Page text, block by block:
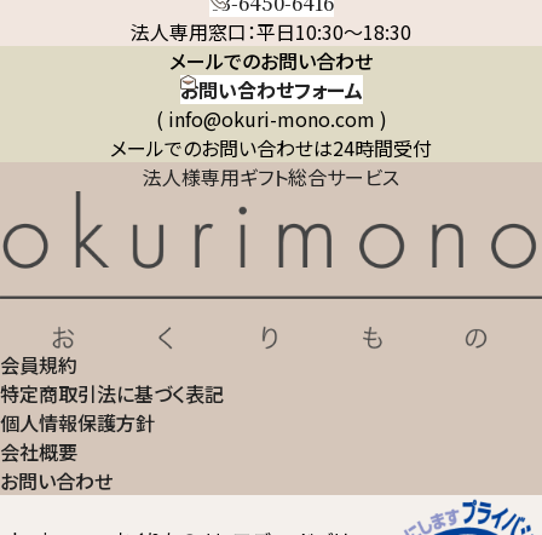
法人専用窓口：平日10:30～18:30
メールでのお問い合わせ
お問い合わせフォーム
( info@okuri-mono.com )
メールでのお問い合わせは24時間受付
法人様専用ギフト総合サービス
会員規約
特定商取引法に基づく表記
個人情報保護方針
会社概要
お問い合わせ